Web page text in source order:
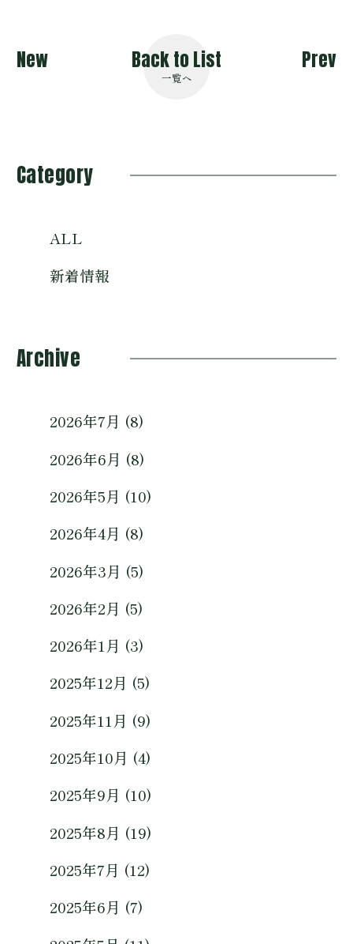
New Back to List
一覧へ
Prev
Category
ALL
新着情報
Archive
2026年7月 (8)
2026年6月 (8)
2026年5月 (10)
2026年4月 (8)
2026年3月 (5)
2026年2月 (5)
2026年1月 (3)
2025年12月 (5)
2025年11月 (9)
2025年10月 (4)
2025年9月 (10)
2025年8月 (19)
2025年7月 (12)
2025年6月 (7)